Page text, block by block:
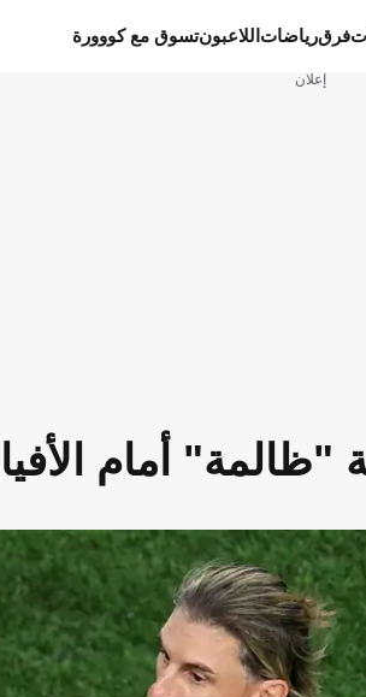
فرقرياضات اللاعبونتسوق مع كووورة
إعلان
"ظالمة" أمام